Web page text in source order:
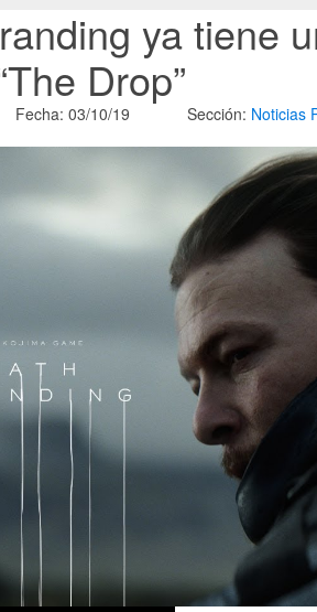
ya tiene
Drop”
Fecha: 03/10/19 Sección: Noticias